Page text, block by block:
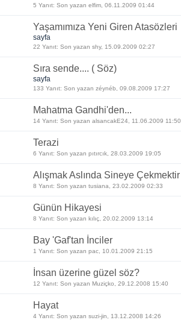
5 Yanıt: Son yazan elfim, 06.11.2009 01:44
Yaşamımıza Yeni Giren Atasözleri
sayfa
22 Yanıt: Son yazan shy, 15.09.2009 02:27
Sıra sende.... ( Söz)
sayfa
133 Yanıt: Son yazan zéynéb, 09.08.2009 17:27
Mahatma Gandhi'den...
14 Yanıt: Son yazan alsancakE24, 11.06.2009 11:50
Terazi
6 Yanıt: Son yazan pıtırcık, 28.03.2009 19:05
Alışmak Aslında Sineye Çekmektir
8 Yanıt: Son yazan tusiana, 23.02.2009 02:33
Günün Hikayesi
8 Yanıt: Son yazan kılıç, 20.02.2009 13:14
Bay 'Gaf'tan İnciler
1 Yanıt: Son yazan pac, 10.01.2009 21:15
İnsan üzerine güzel söz?
12 Yanıt: Son yazan Muziçko, 29.12.2008 15:40
Hayat
4 Yanıt: Son yazan suzi-jin, 13.12.2008 14:26